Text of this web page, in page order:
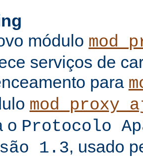
módulo
serviços de
para
o Protocolo
1.3, usado